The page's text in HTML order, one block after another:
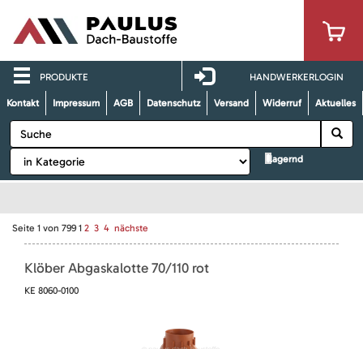
PRODUKTE HANDWERKERLOGIN
Kontakt Impressum AGB Datenschutz Versand Widerruf Aktuelles
lagernd
Seite 1 von 799 1 2 3 4 nächste
Klöber Abgaskalotte 70/110 rot
KE 8060-0100